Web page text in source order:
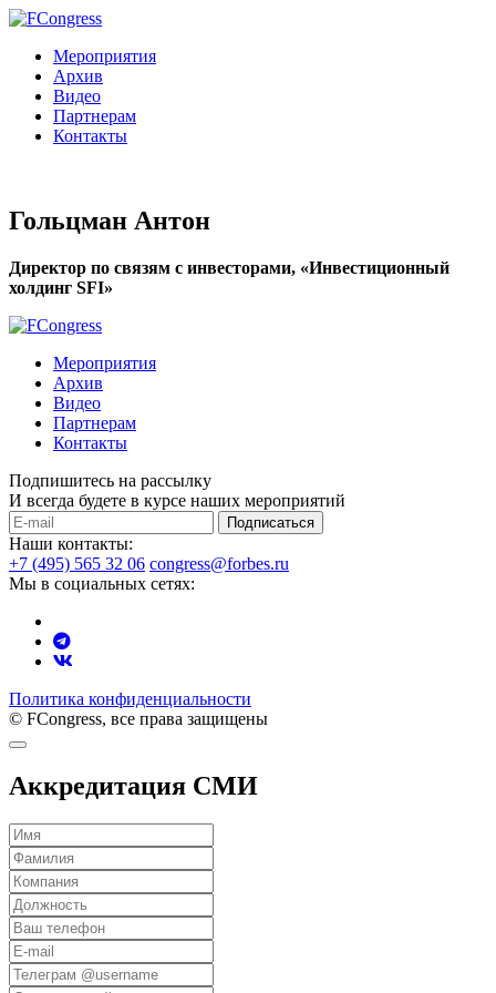
Мероприятия
Архив
Видео
Партнерам
Контакты
Гольцман Антон
Директор по связям с инвесторами, «Инвестиционный
холдинг SFI»
Мероприятия
Архив
Видео
Партнерам
Контакты
Подпишитесь на рассылку
И всегда будете в курсе наших мероприятий
Подписаться
Наши контакты:
+7 (495) 565 32 06 congress@forbes.ru
Мы в социальных сетях:
Политика конфиденциальности
© FCongress, все права защищены
Аккредитация СМИ